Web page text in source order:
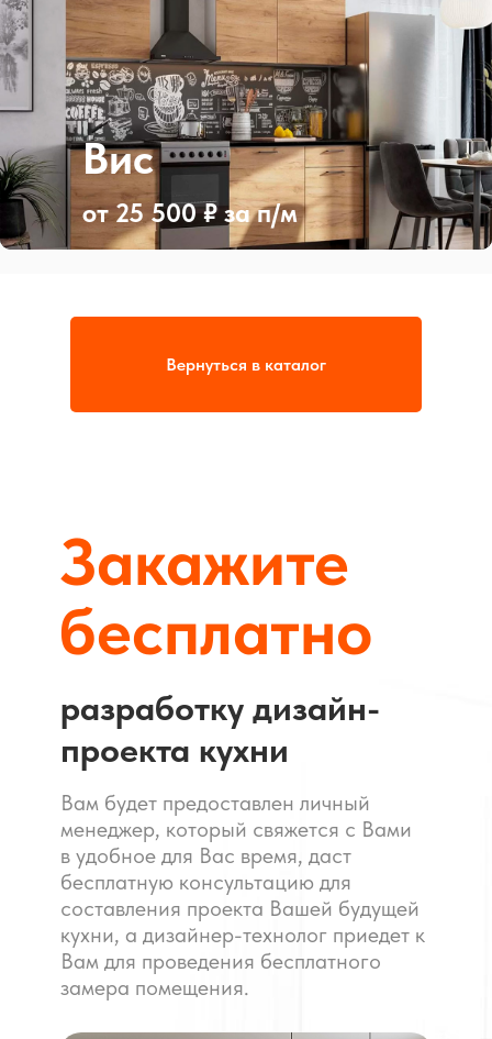
от 25 500 ₽ за п/м
Вис
Вернуться в каталог
Закажите
бесплатно
Вам будет предоставлен личный
менеджер, который свяжется с Вами
в удобное для Вас время, даст
бесплатную консультацию для
составления проекта Вашей будущей
кухни, а дизайнер-технолог приедет к
Вам для проведения бесплатного
замера помещения.
разработку дизайн-
проекта кухни